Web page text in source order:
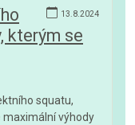
13.8.2024
kterým se
squatu,
výhody